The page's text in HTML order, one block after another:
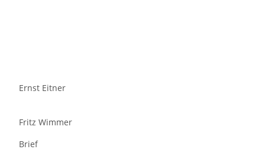
Ernst Eitner
Fritz Wimmer
Brief